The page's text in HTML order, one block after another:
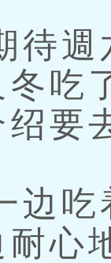
週
吃
绍要
吃
耐心